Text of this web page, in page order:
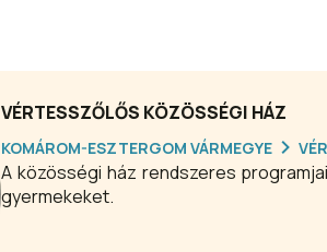
VÉRTESSZŐLŐS KÖZÖSSÉGI HÁZ
KOMÁROM-ESZTERGOM VÁRMEGYE
A közösségi ház rendszeres
gyermekeket.